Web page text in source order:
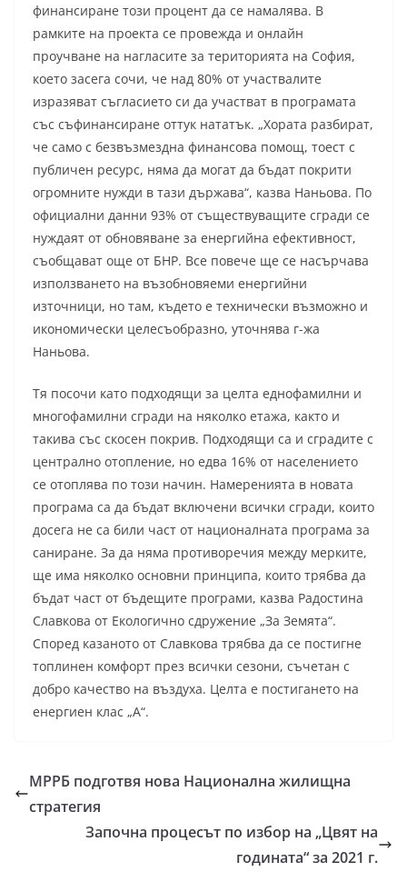
финансиране този процент да се намалява. В
рамките на проекта се провежда и онлайн
проучване на нагласите за територията на София,
което засега сочи, че над 80% от участвалите
изразяват съгласието си да участват в програмата
със съфинансиране оттук нататък. „Хората разбират,
че само с безвъзмездна финансова помощ, тоест с
публичен ресурс, няма да могат да бъдат покрити
огромните нужди в тази държава“, казва Наньова. По
официални данни 93% от съществуващите сгради се
нуждаят от обновяване за енергийна ефективност,
съобщават още от БНР. Все повече ще се насърчава
използването на възобновяеми енергийни
източници, но там, където е технически възможно и
икономически целесъобразно, уточнява г-жа
Наньова.
Тя посочи като подходящи за целта еднофамилни и
многофамилни сгради на няколко етажа, както и
такива със скосен покрив. Подходящи са и сградите с
централно отопление, но едва 16% от населението
се отоплява по този начин. Намеренията в новата
програма са да бъдат включени всички сгради, които
досега не са били част от националната програма за
саниране. За да няма противоречия между мерките,
ще има няколко основни принципа, които трябва да
бъдат част от бъдещите програми, казва Радостина
Славкова от Екологично сдружение „За Земята“.
Според казаното от Славкова трябва да се постигне
топлинен комфорт през всички сезони, съчетан с
добро качество на въздуха. Целта е постигането на
енергиен клас „А“.
МРРБ подготвя нова Национална жилищна
стратегия
Започна процесът по избор на „Цвят на
годината“ за 2021 г.